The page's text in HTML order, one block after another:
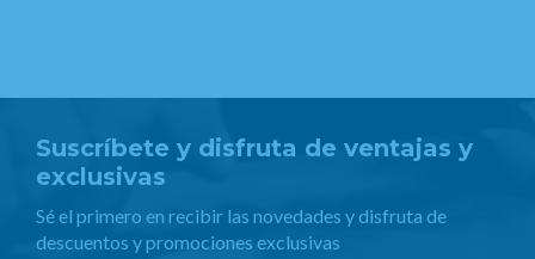
Suscríbete y disfruta de ventajas y
exclusivas
Sé el primero en recibir las novedades y disfruta de
descuentos y promociones exclusivas